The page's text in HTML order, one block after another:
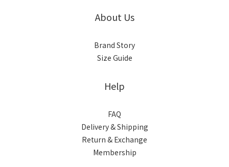
About Us
Brand Story
Size Guide
Help
FAQ
Delivery & Shipping
Return & Exchange
Membership